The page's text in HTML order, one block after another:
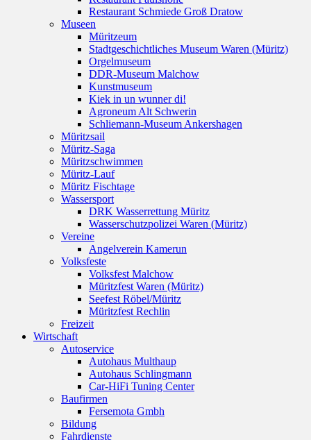
Restaurant Schmiede Groß Dratow
Museen
Müritzeum
Stadtgeschichtliches Museum Waren (Müritz)
Orgelmuseum
DDR-Museum Malchow
Kunstmuseum
Kiek in un wunner di!
Agroneum Alt Schwerin
Schliemann-Museum Ankershagen
Müritzsail
Müritz-Saga
Müritzschwimmen
Müritz-Lauf
Müritz Fischtage
Wassersport
DRK Wasserrettung Müritz
Wasserschutzpolizei Waren (Müritz)
Vereine
Angelverein Kamerun
Volksfeste
Volksfest Malchow
Müritzfest Waren (Müritz)
Seefest Röbel/Müritz
Müritzfest Rechlin
Freizeit
Wirtschaft
Autoservice
Autohaus Multhaup
Autohaus Schlingmann
Car-HiFi Tuning Center
Baufirmen
Fersemota Gmbh
Bildung
Fahrdienste